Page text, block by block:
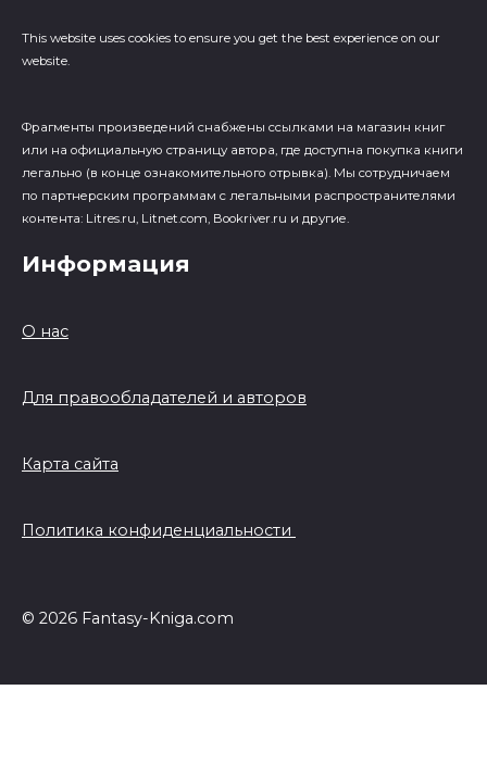
This website uses cookies to ensure you get the best experience on our
website.
Фрагменты произведений cнабжены ссылками на магазин книг
или на официальную страницу автора, где доступна покупка книги
легально (в конце ознакомительного отрывка). Мы сотрудничаем
по партнерским программам с легальными распространителями
контента: Litres.ru, Litnet.com, Bookriver.ru и другие.
Информация
О нас
Для правообладателей и авторов
Карта сайта
Политика конфиденциальности
© 2026 Fantasy-Kniga.com